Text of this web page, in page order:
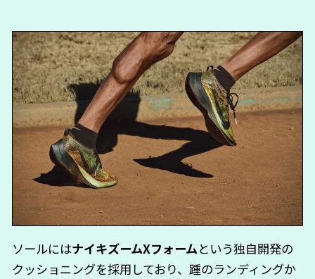
ソールにはナイキズームXフォームという独自開発の
クッショニングを採用しており、踵のランディングか